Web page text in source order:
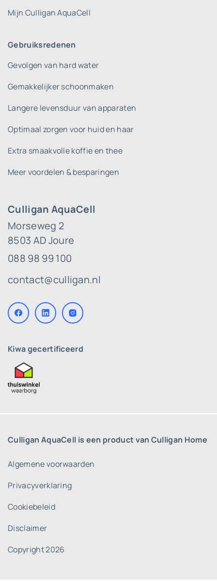
Culligan AquaCell
Morseweg 2
8503 AD Joure
088 98 99 100
contact@culligan.nl
Kiwa gecertificeerd
Mijn Culligan AquaCell
Gebruiksredenen
Gevolgen van hard water
Gemakkelijker schoonmaken
Langere levensduur van apparaten
Optimaal zorgen voor huid en haar
Extra smaakvolle koffie en thee
Meer voordelen & besparingen
Culligan AquaCell is een product van Culligan Home
Algemene voorwaarden
Privacyverklaring
Cookiebeleid
Disclaimer
Copyright 2026